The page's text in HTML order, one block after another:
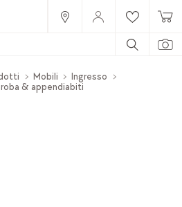
Mobili
Ingresso
& appendiabiti